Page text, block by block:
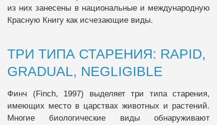
из них занесены в национальные и международную
Красную Книгу как исчезающие виды.
ТРИ ТИПА СТАРЕНИЯ: RAPID,
GRADUAL, NEGLIGIBLE
Финч (Finch, 1997) выделяет три типа старения,
имеющих место в царствах животных и растений.
Многие биологические виды обнаруживают